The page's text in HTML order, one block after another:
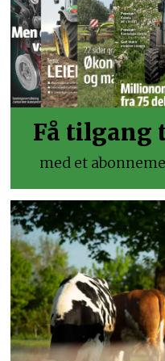
Få tilgang
med et